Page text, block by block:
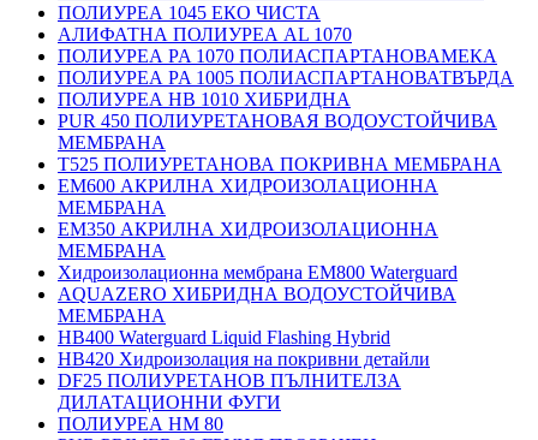
ПОЛИУРЕА 1045 ЕКО ЧИСТА
АЛИФАТНА ПОЛИУРЕА AL 1070
ПОЛИУРЕА PA 1070 ПОЛИАСПАРТАНОВАМЕКА
ПОЛИУРЕА PA 1005 ПОЛИАСПАРТАНОВАТВЪРДА
ПОЛИУРЕА HB 1010 ХИБРИДНА
PUR 450 ПОЛИУРЕТАНОВАЯ ВОДОУСТОЙЧИВА
МЕМБРАНА
T525 ПОЛИУРЕТАНОВА ПОКРИВНА МЕМБРАНА
EM600 АКРИЛНА ХИДРОИЗОЛАЦИОННА
МЕМБРАНА
EM350 АКРИЛНА ХИДРОИЗОЛАЦИОННА
МЕМБРАНА
Хидроизолационна мембрана EM800 Waterguard
AQUAZERO ХИБРИДНА ВОДОУСТОЙЧИВА
МЕМБРАНА
HB400 Waterguard Liquid Flashing Hybrid
HB420 Хидроизолация на покривни детайли
DF25 ПОЛИУРЕТАНОВ ПЪЛНИТЕЛЗА
ДИЛАТАЦИОННИ ФУГИ
ПОЛИУРЕА HM 80